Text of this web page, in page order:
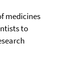
medicines
to